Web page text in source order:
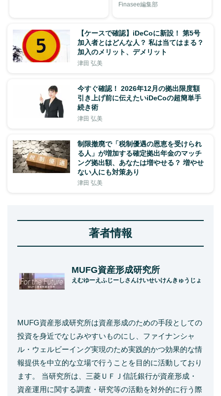
Finasee編集部
【ケースで確認】iDeCoに新設！ 第5号
加入者とはどんな人？ 私は当てはまる？
加入のメリット、デメリット
津田 弘美
今すぐ確認！ 2026年12月の拠出限度額
引き上げ前に伝えたいiDeCoの超簡単手
続き術
津田 弘美
制限撤廃で「税制優遇の恩恵を受けられ
る人」が増加する確定拠出年金のマッチ
ング拠出額、あなたは増やせる？ 増やせ
ない人にも対策あり
津田 弘美
著者情報
MUFG資産形成研究所
えむゆーえふじーしさんけいせいけんきゅうじょ
MUFG資産形成研究所は資産形成のための手段としての
投資を身近でなじみやすいものにし、ファイナンシャ
ル・ウェルビーイング実現のため実践的かつ効果的な情
報提供を中立的な立場で行うことを目的に活動しており
ます。 当研究所は、三菱ＵＦＪ信託銀行が資産形成・
資産運用に関する調査・研究等の活動を対外的に行う際